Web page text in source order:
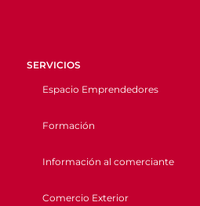
SERVICIOS
Espacio Emprendedores
Formación
Información al comerciante
Comercio Exterior